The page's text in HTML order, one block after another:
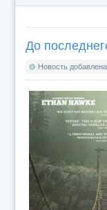
До
Новость